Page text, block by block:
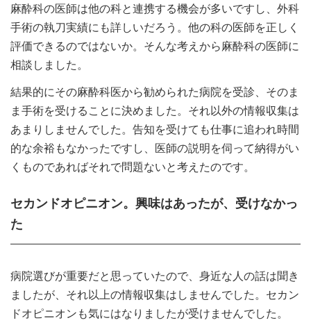
麻酔科の医師は他の科と連携する機会が多いですし、外科
手術の執刀実績にも詳しいだろう。他の科の医師を正しく
評価できるのではないか。そんな考えから麻酔科の医師に
相談しました。
結果的にその麻酔科医から勧められた病院を受診、そのま
ま手術を受けることに決めました。それ以外の情報収集は
あまりしませんでした。告知を受けても仕事に追われ時間
的な余裕もなかったですし、医師の説明を伺って納得がい
くものであればそれで問題ないと考えたのです。
セカンドオピニオン。興味はあったが、受けなかっ
た
病院選びが重要だと思っていたので、身近な人の話は聞き
ましたが、それ以上の情報収集はしませんでした。セカン
ドオピニオンも気にはなりましたが受けませんでした。